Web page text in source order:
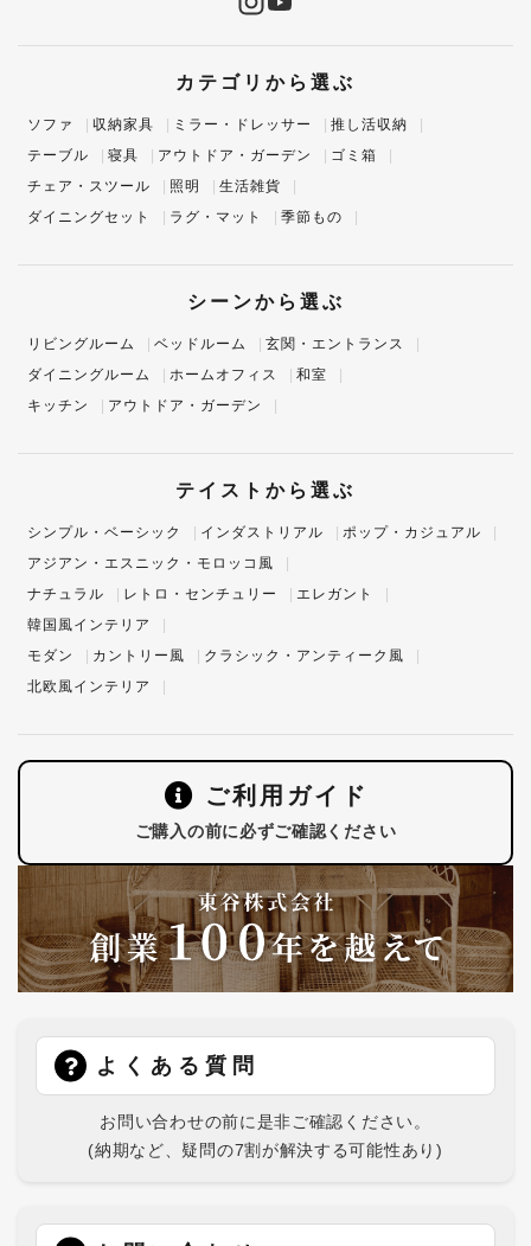
カテゴリから選ぶ
ソファ 収納家具 ミラー・ドレッサー
推し活収納
テーブル
寝具 アウトドア・ガーデン
ゴミ箱
チェア・スツール
照明
生活雑貨
ダイニングセット
ラグ・マット 季節もの
シーンから選ぶ
リビングルーム ベッドルーム
玄関・エントランス
ダイニングルーム
ホームオフィス
和室
キッチン
アウトドア・ガーデン
テイストから選ぶ
シンプル・ベーシック インダストリアル
ポップ・カジュアル
アジアン・エスニック・モロッコ風
ナチュラル
レトロ・センチュリー
エレガント
韓国風インテリア
モダン
カントリー風
クラシック・アンティーク風
北欧風インテリア
ご利用ガイド
ご購入の前に必ずご確認ください
よくある質問
お問い合わせの前に是非ご確認ください。
(納期など、疑問の7割が解決する可能性あり)